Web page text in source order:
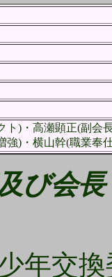
)・高瀬顕正(副会
)・横山幹(職業奉
び会
少年